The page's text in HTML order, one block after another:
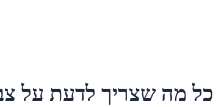
כל מה שצריך לדעת על